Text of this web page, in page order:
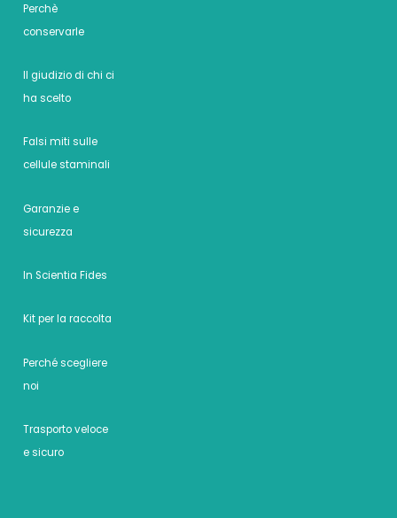
Perchè
conservarle
Il giudizio di chi ci
ha scelto
Falsi miti sulle
cellule staminali
Garanzie e
sicurezza
In Scientia Fides
Kit per la raccolta
Perché scegliere
noi
Trasporto veloce
e sicuro